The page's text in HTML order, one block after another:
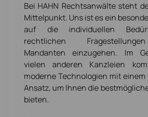
Bei HAHN Rechtsanwälte steht
Mittelpunkt. Uns ist es ein
auf die individuellen
rechtlichen
Mandanten einzugehen. Im
vielen anderen Kanzleien
moderne Technologien mit
Ansatz, um Ihnen die
bieten.